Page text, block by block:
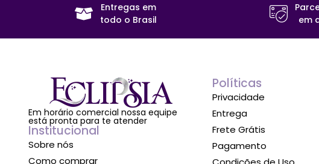
Entregas em
todo o Brasil
em
Em horário comercial nossa equipe
está pronta para te atender
Institucional
Sobre nós
Como comprar
Políticas
Privacidade
Entrega
Frete Grátis
Pagamento